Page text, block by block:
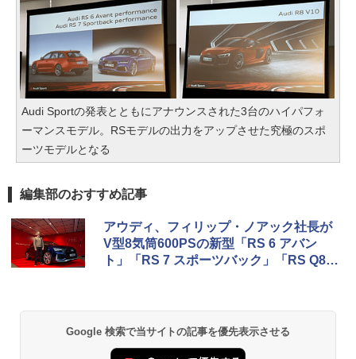
Audi Sportの発表とともにアナウンスされた3台のハイパフォ
ーマンスモデル。RSモデルの出力をアップさせた究極のスポ
ーツモデルとなる
編集部のおすすめ記事
アウディ、フィリップ・ノアック社長が
V型8気筒600PSの新型「RS 6 アバン
ト」「RS 7 スポーツバック」「RS Q8」
Google 検索で当サイトの記事を優先表示させる